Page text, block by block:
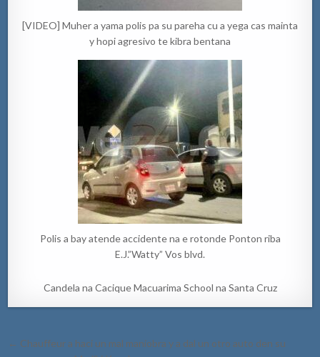
[VIDEO] Muher a yama polis pa su pareha cu a yega cas mainta
y hopi agresivo te kibra bentana
Polis a bay atende accidente na e rotonde Ponton riba
E.J.”Watty” Vos blvd.
Candela na Cacique Macuarima School na Santa Cruz
Post
← Chauffeur a haci un mal maniobra y a dal un otro auto den su